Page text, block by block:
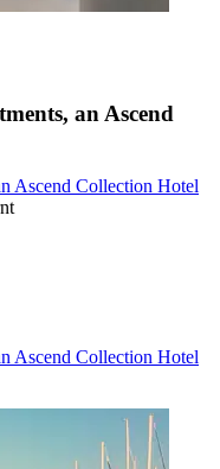
an Ascend
Ascend Collection Hotel
Ascend Collection Hotel